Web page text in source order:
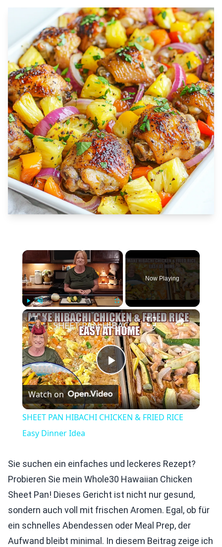
×
Play Unmute Fullscreen
Now Playing
×
Play
Video
SHEET PAN HIBACHI CHICKEN & FRIED RICE Easy Dinner Idea
Watch on
SHEET PAN HIBACHI CHICKEN & FRIED RICE
Easy Dinner Idea
Sie suchen ein einfaches und leckeres Rezept?
Probieren Sie mein Whole30 Hawaiian Chicken
Sheet Pan! Dieses Gericht ist nicht nur gesund,
sondern auch voll mit frischen Aromen. Egal, ob für
ein schnelles Abendessen oder Meal Prep, der
Aufwand bleibt minimal. In diesem Beitrag zeige ich